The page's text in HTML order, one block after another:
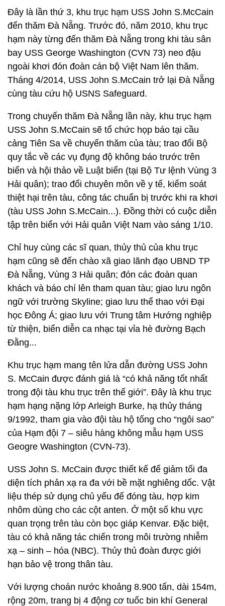
Đây là lần thứ 3, khu trục hạm USS John S.McCain
đến thăm Đà Nẵng. Trước đó, năm 2010, khu trục
hạm này từng đến thăm Đà Nẵng trong khi tàu sân
bay USS George Washington (CVN 73) neo đậu
ngoài khơi đón đoàn cán bộ Việt Nam lên thăm.
Tháng 4/2014, USS John S.McCain trở lại Đà Nẵng
cùng tàu cứu hộ USNS Safeguard.
Trong chuyến thăm Đà Nẵng lần này, khu trục hạm
USS John S.McCain sẽ tổ chức họp báo tại cầu
cảng Tiên Sa về chuyến thăm của tàu; trao đổi Bộ
quy tắc về các vụ đụng độ không báo trước trên
biển và hội thảo về Luật biển (tại Bộ Tư lệnh Vùng 3
Hải quân); trao đổi chuyên môn về y tế, kiểm soát
thiệt hại trên tàu, công tác chuẩn bị trước khi ra khơi
(tàu USS John S.McCain...). Đồng thời có cuộc diễn
tập trên biển với Hải quân Việt Nam vào sáng 1/10.
Chỉ huy cùng các sĩ quan, thủy thủ của khu trục
hạm cũng sẽ đến chào xã giao lãnh đạo UBND TP
Đà Nẵng, Vùng 3 Hải quân; đón các đoàn quan
khách và báo chí lên tham quan tàu; giao lưu ngôn
ngữ với trường Skyline; giao lưu thể thao với Đại
học Đông Á; giao lưu với Trung tâm Hướng nghiệp
từ thiện, biển diễn ca nhạc tại vỉa hè đường Bạch
Đằng...
Khu trục hạm mang tên lửa dẫn đường USS John
S. McCain được đánh giá là “có khả năng tốt nhất
trong đội tàu khu trục trên thế giới”. Đây là khu trục
hạm hạng nặng lớp Arleigh Burke, hạ thủy tháng
9/1992, tham gia vào đội tàu hộ tống cho “ngôi sao”
của Hạm đội 7 – siêu hàng không mẫu hạm USS
Geogre Washington (CVN-73).
USS John S. McCain được thiết kế để giảm tối đa
diện tích phản xạ ra đa với bề mặt nghiêng dốc. Vật
liệu thép sử dụng chủ yếu để đóng tàu, hợp kim
nhôm dùng cho các cột anten. Ở một số khu vực
quan trọng trên tàu còn bọc giáp Kenvar. Đặc biệt,
tàu có khả năng tác chiến trong môi trường nhiễm
xạ – sinh – hóa (NBC). Thủy thủ đoàn được giới
hạn bảo vệ trong thân tàu.
Với lượng choán nước khoảng 8.900 tấn, dài 154m,
rộng 20m, trang bị 4 động cơ tuốc bin khí General